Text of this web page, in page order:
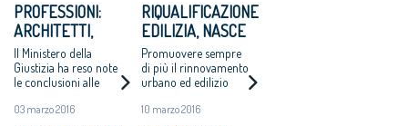
PROFESSIONI:
ARCHITETTI,
ELETTO IL NUOVO
CONSIGLIO
NAZIONALE
Il Ministero della
Giustizia ha reso note
le conclusioni alle
Commissione
03 marzo 2016
RIQUALIFICAZIONE
EDILIZIA, NASCE
E-LAB, PROMOSSO
DA ARCHITETTI E
LEGAMBIENTE
Promuovere sempre
di più il rinnovamento
urbano ed edilizio
energetici e limitando
10 marzo 2016